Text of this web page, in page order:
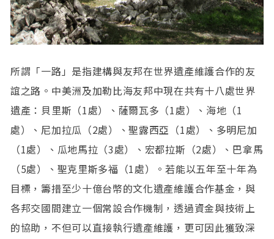
所謂「一路」是指建構與友邦在世界遺產維護合作的友
誼之路。中美洲及加勒比海友邦中現在共有十八處世界
遺產：貝里斯（1處）、薩爾瓦多（1處）、海地（1
處）、尼加拉瓜（2處）、聖露西亞（1處）、多明尼加
（1處）、瓜地馬拉（3處）、宏都拉斯（2處）、巴拿馬
（5處）、聖克里斯多福（1處）。若能以五年至十年為
目標，籌措至少十億台幣的文化遺產維護合作基金，與
各邦交國間建立一個常設合作機制，透過資金與技術上
的協助，不但可以直接執行遺產維護，更可因此獲致深